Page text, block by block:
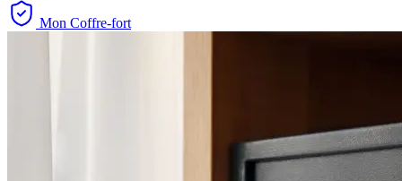
Mon Coffre-fort